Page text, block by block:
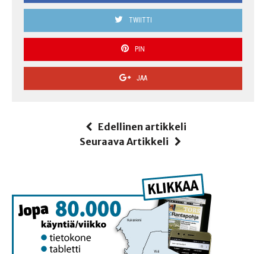
TWIITTI
PIN
JAA
Edellinen artikkeli
Seuraava Artikkeli